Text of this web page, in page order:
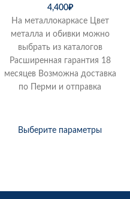
4,400₽
На металлокаркасе Цвет
металла и обивки можно
выбрать из каталогов
Расширенная гарантия 18
месяцев Возможна доставка
по Перми и отправка
Выберите параметры